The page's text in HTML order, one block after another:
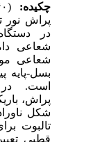
چکیده:
پراش نور
در
شعاعی
شعاعی
بسل-پایه
است. در
پراش،
شکل
تالبوت
قطبی